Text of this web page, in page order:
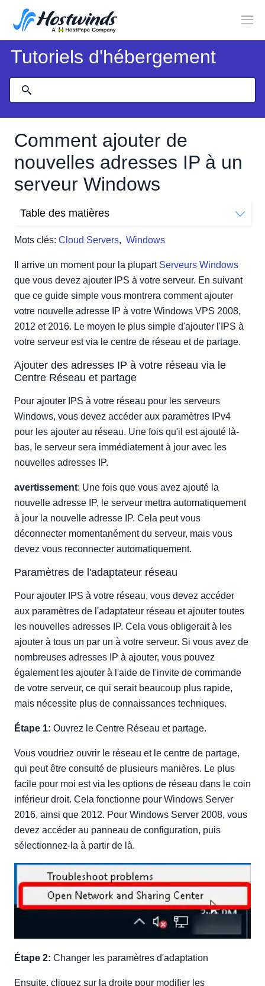
Tutoriels d'hébergement
Comment ajouter de
nouvelles adresses IP à un
serveur Windows
Mots clés: Cloud Servers, Windows
Table des matières
Réseau et partage
Il arrive un moment pour la plupart Serveurs Windows
que vous devez ajouter IPS à votre serveur. En suivant
que ce guide simple vous montrera comment ajouter
votre nouvelle adresse IP à votre Windows VPS 2008,
2012 et 2016. Le moyen le plus simple d'ajouter l'IPS à
votre serveur est via le centre de réseau et de partage.
Ajouter des adresses IP à votre réseau via le
Centre Réseau et partage
Pour ajouter IPS à votre réseau pour les serveurs
Windows, vous devez accéder aux paramètres IPv4
pour les ajouter au réseau. Une fois qu'il est ajouté là-
bas, le serveur sera immédiatement à jour avec les
nouvelles adresses IP.
avertissement: Une fois que vous avez ajouté la
nouvelle adresse IP, le serveur mettra automatiquement
à jour la nouvelle adresse IP. Cela peut vous
déconnecter momentanément du serveur, mais vous
devez vous reconnecter automatiquement.
Paramètres de l'adaptateur réseau
Pour ajouter IPS à votre réseau, vous devez accéder
aux paramètres de l'adaptateur réseau et ajouter toutes
les nouvelles adresses IP. Cela vous obligerait à les
ajouter à tous un par un à votre serveur. Si vous avez de
nombreuses adresses IP à ajouter, vous pouvez
également les ajouter à l'aide de l'invite de commande
de votre serveur, ce qui serait beaucoup plus rapide,
mais nécessite plus de connaissances techniques.
Étape 1: Ouvrez le Centre Réseau et partage.
Vous voudriez ouvrir le réseau et le centre de partage,
qui peut être consulté de plusieurs manières. Le plus
facile pour moi est via les options de réseau dans le coin
inférieur droit. Cela fonctionne pour Windows Server
2016, ainsi que 2012. Pour Windows Server 2008, vous
devez accéder au panneau de configuration, puis
sélectionnez-la à partir de là.
Étape 2: Changer les paramètres d'adaptation
Ensuite, cliquez sur la droite pour modifier les